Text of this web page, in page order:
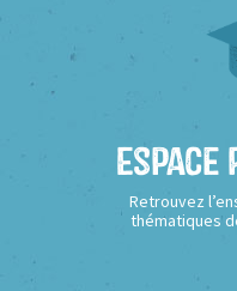
Espace
Retrouvez
thématiques